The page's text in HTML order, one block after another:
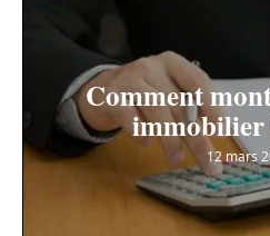
Comment
12 mars